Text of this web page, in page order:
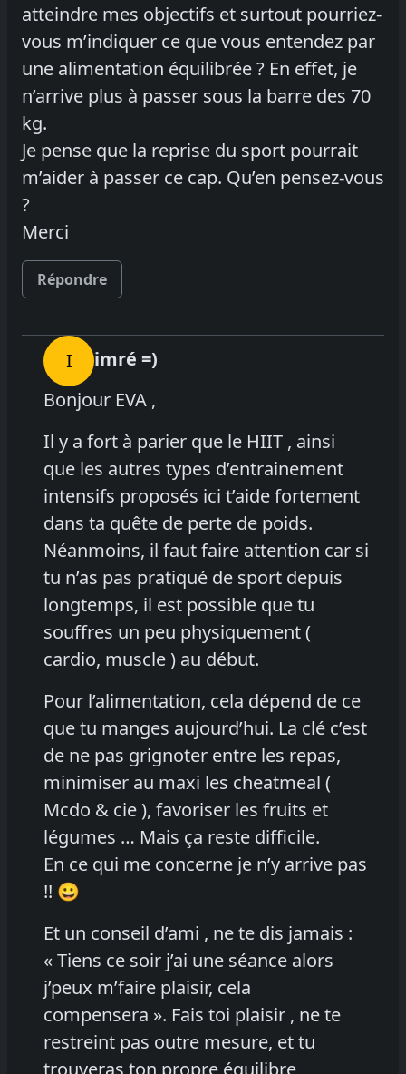
atteindre mes objectifs et surtout pourriez-
vous m’indiquer ce que vous entendez par
une alimentation équilibrée ? En effet, je
n’arrive plus à passer sous la barre des 70
kg.
Je pense que la reprise du sport pourrait
m’aider à passer ce cap. Qu’en pensez-vous
?
Merci
Répondre
I
imré =)
Bonjour EVA ,
Il y a fort à parier que le HIIT , ainsi
que les autres types d’entrainement
intensifs proposés ici t’aide fortement
dans ta quête de perte de poids.
Néanmoins, il faut faire attention car si
tu n’as pas pratiqué de sport depuis
longtemps, il est possible que tu
souffres un peu physiquement (
cardio, muscle ) au début.
Pour l’alimentation, cela dépend de ce
que tu manges aujourd’hui. La clé c’est
de ne pas grignoter entre les repas,
minimiser au maxi les cheatmeal (
Mcdo & cie ), favoriser les fruits et
légumes … Mais ça reste difficile.
En ce qui me concerne je n’y arrive pas
!! 😀
Et un conseil d’ami , ne te dis jamais :
« Tiens ce soir j’ai une séance alors
j’peux m’faire plaisir, cela
compensera ». Fais toi plaisir , ne te
restreint pas outre mesure, et tu
trouveras ton propre équilibre